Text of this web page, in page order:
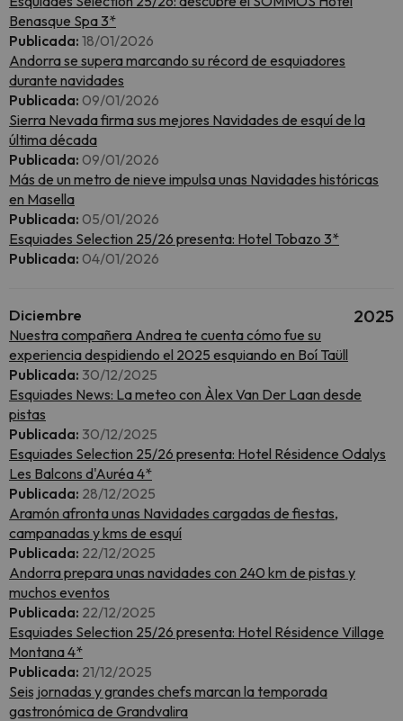
Benasque Spa 3*
Publicada: 18/01/2026
Andorra se supera marcando su récord de esquiadores
durante navidades
Publicada: 09/01/2026
Sierra Nevada firma sus mejores Navidades de esquí de la
última década
Publicada: 09/01/2026
Más de un metro de nieve impulsa unas Navidades históricas
en Masella
Publicada: 05/01/2026
Esquiades Selection 25/26 presenta: Hotel Tobazo 3*
Publicada: 04/01/2026
Diciembre 2025
Nuestra compañera Andrea te cuenta cómo fue su
experiencia despidiendo el 2025 esquiando en Boí Taüll
Publicada: 30/12/2025
Esquiades News: La meteo con Àlex Van Der Laan desde
pistas
Publicada: 30/12/2025
Esquiades Selection 25/26 presenta: Hotel Résidence Odalys
Les Balcons d'Auréa 4*
Publicada: 28/12/2025
Aramón afronta unas Navidades cargadas de fiestas,
campanadas y kms de esquí
Publicada: 22/12/2025
Andorra prepara unas navidades con 240 km de pistas y
muchos eventos
Publicada: 22/12/2025
Esquiades Selection 25/26 presenta: Hotel Résidence Village
Montana 4*
Publicada: 21/12/2025
Seis jornadas y grandes chefs marcan la temporada
gastronómica de Grandvalira